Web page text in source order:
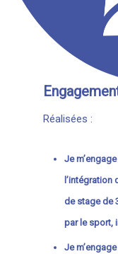
Réalisées :
Je
de stage de
par le sport,
Je